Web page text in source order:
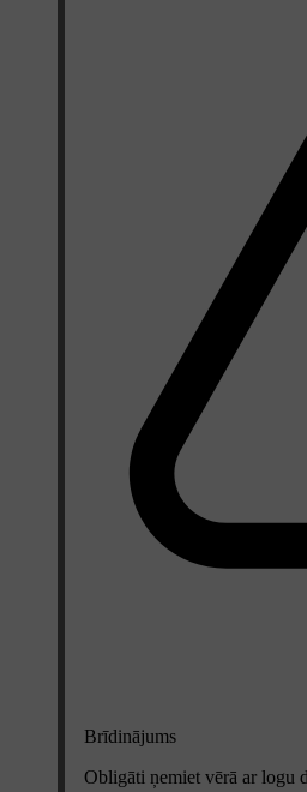
Brīdinājums
Obligāti ņemiet vērā ar logu